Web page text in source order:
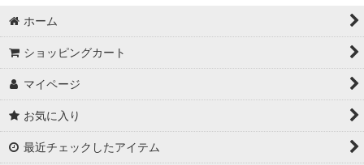
ホーム
ショッピングカート
マイページ
お気に入り
最近チェックしたアイテム